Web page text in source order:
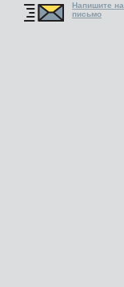
Напишите
письмо